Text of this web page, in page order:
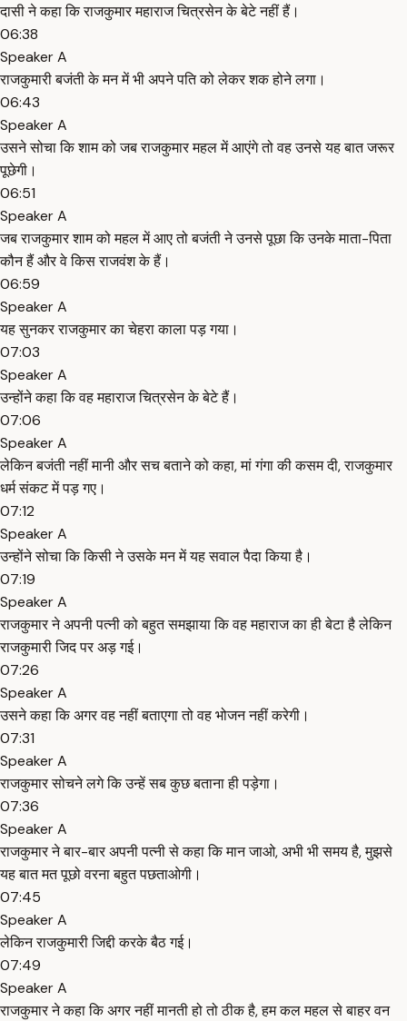
दासी ने कहा कि राजकुमार महाराज चित्रसेन के बेटे नहीं हैं।
06:38
Speaker A
राजकुमारी बजंती के मन में भी अपने पति को लेकर शक होने लगा।
06:43
Speaker A
उसने सोचा कि शाम को जब राजकुमार महल में आएंगे तो वह उनसे यह बात जरूर
पूछेगी।
06:51
Speaker A
जब राजकुमार शाम को महल में आए तो बजंती ने उनसे पूछा कि उनके माता-पिता
कौन हैं और वे किस राजवंश के हैं।
06:59
Speaker A
यह सुनकर राजकुमार का चेहरा काला पड़ गया।
07:03
Speaker A
उन्होंने कहा कि वह महाराज चित्रसेन के बेटे हैं।
07:06
Speaker A
लेकिन बजंती नहीं मानी और सच बताने को कहा, मां गंगा की कसम दी, राजकुमार
धर्म संकट में पड़ गए।
07:12
Speaker A
उन्होंने सोचा कि किसी ने उसके मन में यह सवाल पैदा किया है।
07:19
Speaker A
राजकुमार ने अपनी पत्नी को बहुत समझाया कि वह महाराज का ही बेटा है लेकिन
राजकुमारी जिद पर अड़ गई।
07:26
Speaker A
उसने कहा कि अगर वह नहीं बताएगा तो वह भोजन नहीं करेगी।
07:31
Speaker A
राजकुमार सोचने लगे कि उन्हें सब कुछ बताना ही पड़ेगा।
07:36
Speaker A
राजकुमार ने बार-बार अपनी पत्नी से कहा कि मान जाओ, अभी भी समय है, मुझसे
यह बात मत पूछो वरना बहुत पछताओगी।
07:45
Speaker A
लेकिन राजकुमारी जिद्दी करके बैठ गई।
07:49
Speaker A
राजकुमार ने कहा कि अगर नहीं मानती हो तो ठीक है, हम कल महल से बाहर वन